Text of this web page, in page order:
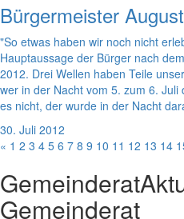
Bürgermeister
"So etwas haben wir noch nicht
Hauptaussage der Bürger nach
2012. Drei Wellen haben Teile
wer in der Nacht vom 5. zum 6.
es nicht, der wurde in der Nacht
30. Juli 2012
« 1 2 3 4 5 6 7 8 9 10 11 12 13 14
Gemeinderat
Gemeinderat